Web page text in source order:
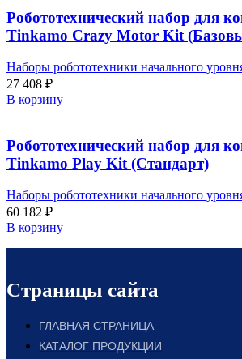
Робототехнический набор для
Tinkamo Crazy Motor Kit
Наборы робототехники начального
27 408 ₽
В корзину
Робототехнический набор для
Tinkamo Play Kit (Стандарт)
Наборы робототехники начального
60 182 ₽
В корзину
Страницы сайта
ГЛАВНАЯ СТРАНИЦА
КАТАЛОГ ПРОДУКЦИИ